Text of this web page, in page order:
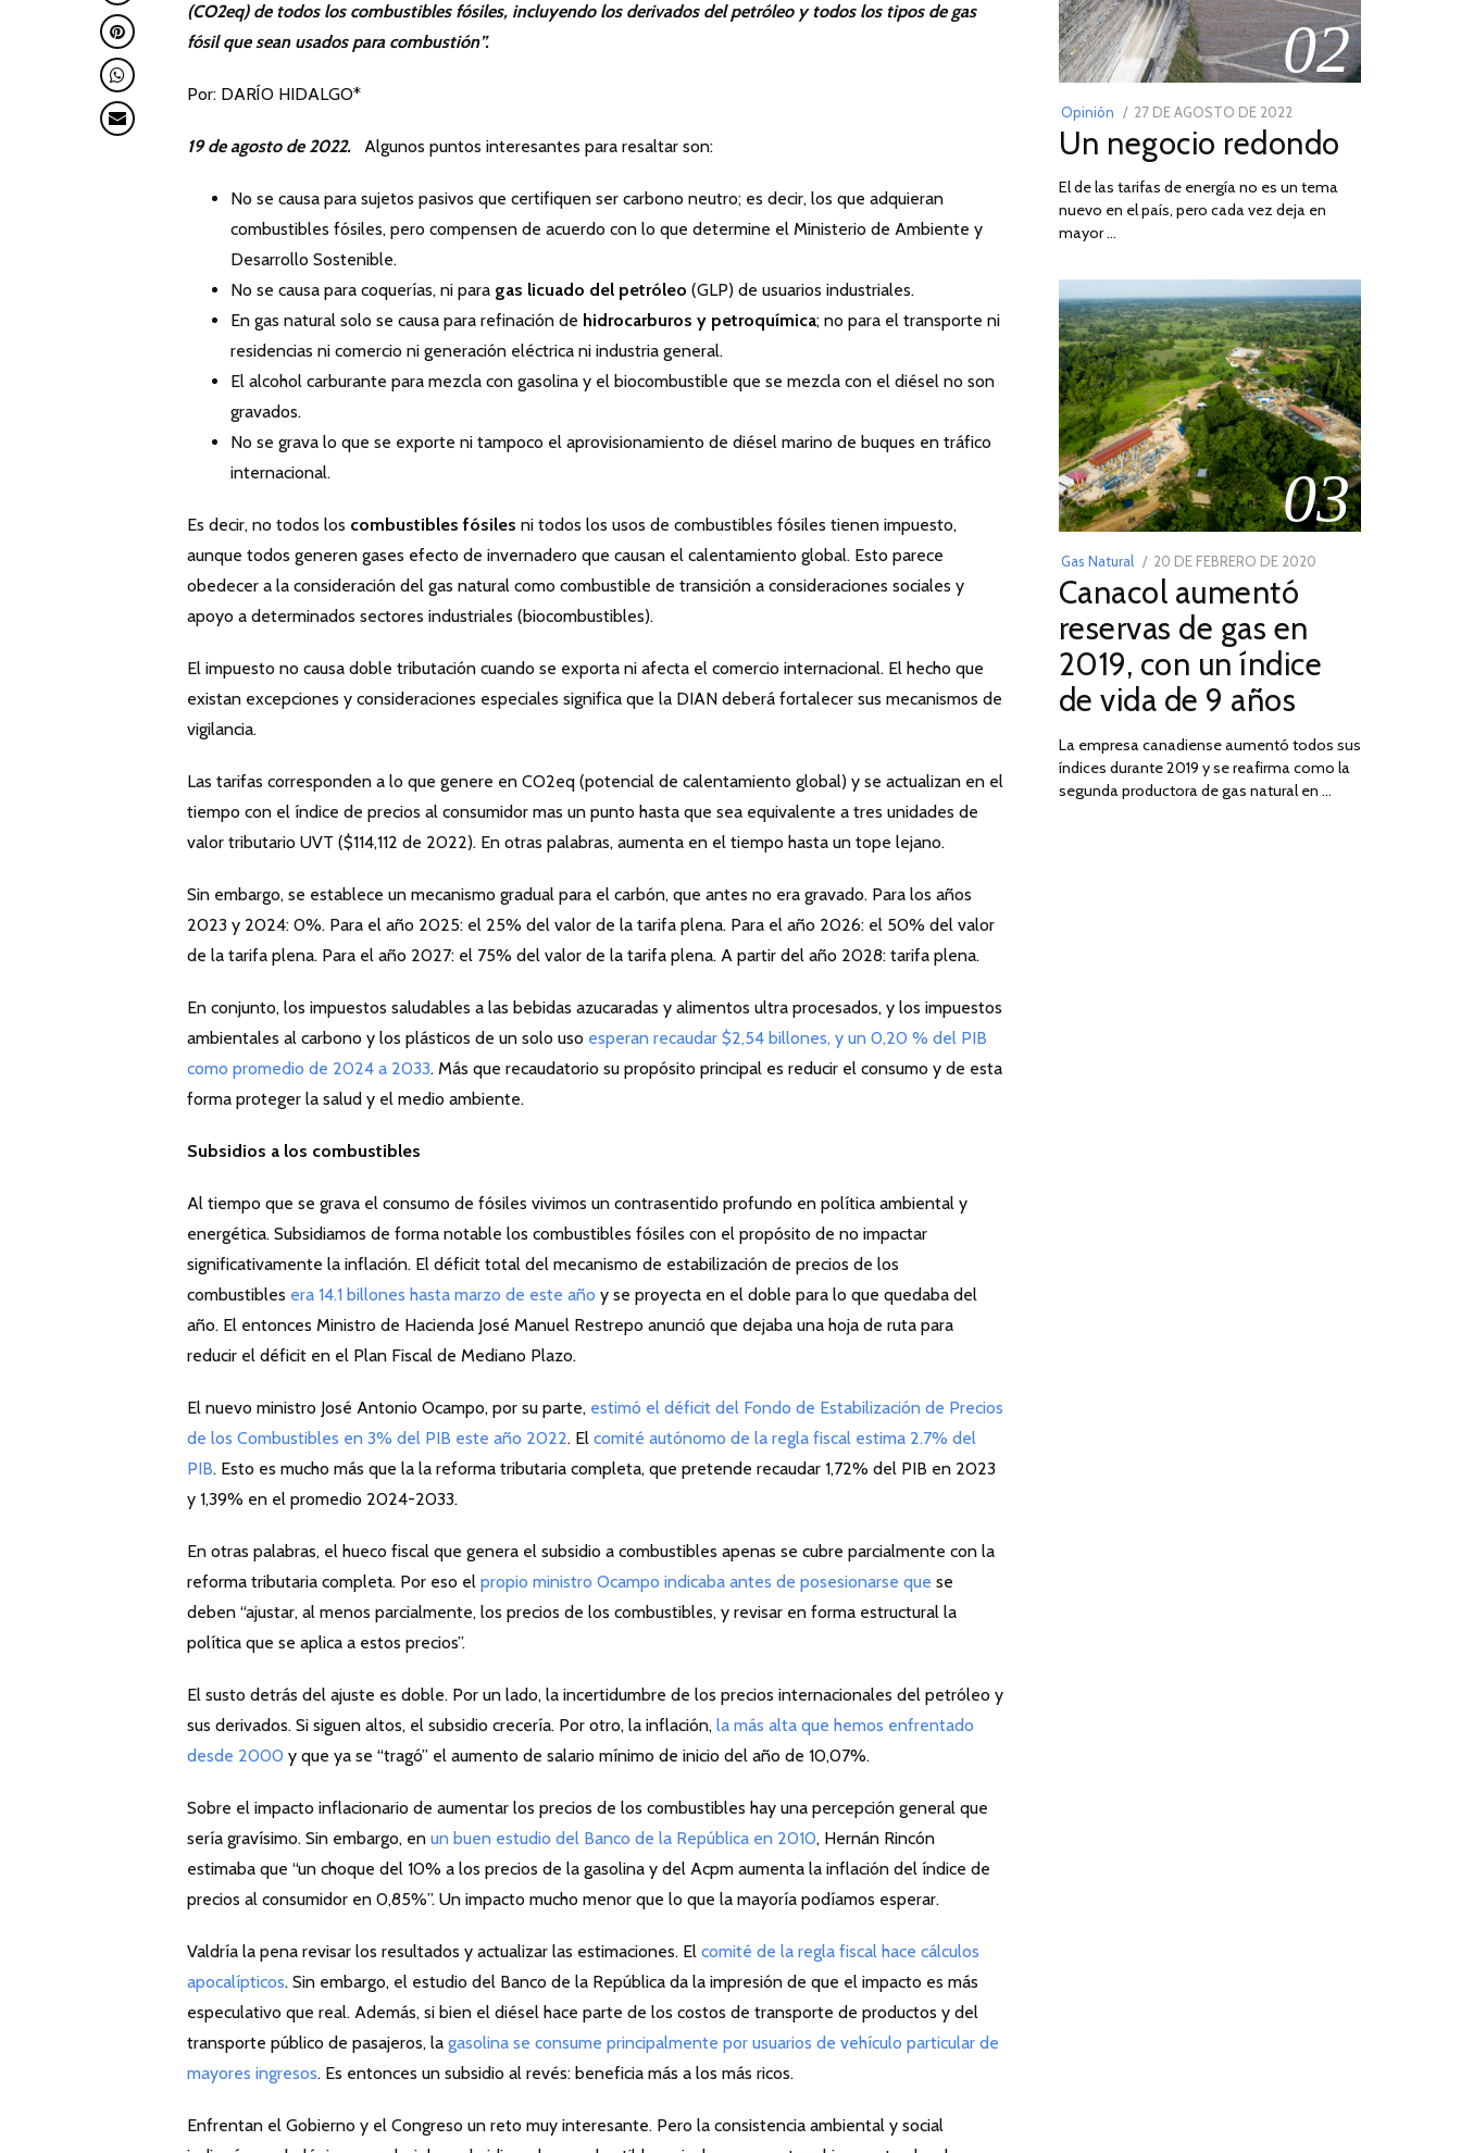
(CO2eq) de todos los combustibles fósiles, incluyendo los derivados del petróleo y todos los tipos de gas
fósil que sean usados para combustión”.
Por: DARÍO HIDALGO*
19 de agosto de 2022. Algunos puntos interesantes para resaltar son:
No se causa para sujetos pasivos que certifiquen ser carbono neutro; es decir, los que adquieran
combustibles fósiles, pero compensen de acuerdo con lo que determine el Ministerio de Ambiente y
Desarrollo Sostenible.
No se causa para coquerías, ni para gas licuado del petróleo (GLP) de usuarios industriales.
En gas natural solo se causa para refinación de hidrocarburos y petroquímica; no para el transporte ni
residencias ni comercio ni generación eléctrica ni industria general.
El alcohol carburante para mezcla con gasolina y el biocombustible que se mezcla con el diésel no son
gravados.
No se grava lo que se exporte ni tampoco el aprovisionamiento de diésel marino de buques en tráfico
internacional.
Es decir, no todos los combustibles fósiles ni todos los usos de combustibles fósiles tienen impuesto,
aunque todos generen gases efecto de invernadero que causan el calentamiento global. Esto parece
obedecer a la consideración del gas natural como combustible de transición a consideraciones sociales y
apoyo a determinados sectores industriales (biocombustibles).
El impuesto no causa doble tributación cuando se exporta ni afecta el comercio internacional. El hecho que
existan excepciones y consideraciones especiales significa que la DIAN deberá fortalecer sus mecanismos de
vigilancia.
Las tarifas corresponden a lo que genere en CO2eq (potencial de calentamiento global) y se actualizan en el
tiempo con el índice de precios al consumidor mas un punto hasta que sea equivalente a tres unidades de
valor tributario UVT ($114,112 de 2022). En otras palabras, aumenta en el tiempo hasta un tope lejano.
Sin embargo, se establece un mecanismo gradual para el carbón, que antes no era gravado. Para los años
2023 y 2024: 0%. Para el año 2025: el 25% del valor de la tarifa plena. Para el año 2026: el 50% del valor
de la tarifa plena. Para el año 2027: el 75% del valor de la tarifa plena. A partir del año 2028: tarifa plena.
En conjunto, los impuestos saludables a las bebidas azucaradas y alimentos ultra procesados, y los impuestos
ambientales al carbono y los plásticos de un solo uso esperan recaudar $2,54 billones, y un 0,20 % del PIB
como promedio de 2024 a 2033. Más que recaudatorio su propósito principal es reducir el consumo y de esta
forma proteger la salud y el medio ambiente.
Subsidios a los combustibles
Al tiempo que se grava el consumo de fósiles vivimos un contrasentido profundo en política ambiental y
energética. Subsidiamos de forma notable los combustibles fósiles con el propósito de no impactar
significativamente la inflación. El déficit total del mecanismo de estabilización de precios de los
combustibles era 14.1 billones hasta marzo de este año y se proyecta en el doble para lo que quedaba del
año. El entonces Ministro de Hacienda José Manuel Restrepo anunció que dejaba una hoja de ruta para
reducir el déficit en el Plan Fiscal de Mediano Plazo.
El nuevo ministro José Antonio Ocampo, por su parte, estimó el déficit del Fondo de Estabilización de Precios
de los Combustibles en 3% del PIB este año 2022. El comité autónomo de la regla fiscal estima 2.7% del
PIB. Esto es mucho más que la la reforma tributaria completa, que pretende recaudar 1,72% del PIB en 2023
y 1,39% en el promedio 2024-2033.
En otras palabras, el hueco fiscal que genera el subsidio a combustibles apenas se cubre parcialmente con la
reforma tributaria completa. Por eso el propio ministro Ocampo indicaba antes de posesionarse que se
deben “ajustar, al menos parcialmente, los precios de los combustibles, y revisar en forma estructural la
política que se aplica a estos precios”.
El susto detrás del ajuste es doble. Por un lado, la incertidumbre de los precios internacionales del petróleo y
sus derivados. Si siguen altos, el subsidio crecería. Por otro, la inflación, la más alta que hemos enfrentado
desde 2000 y que ya se “tragó” el aumento de salario mínimo de inicio del año de 10,07%.
Sobre el impacto inflacionario de aumentar los precios de los combustibles hay una percepción general que
sería gravísimo. Sin embargo, en un buen estudio del Banco de la República en 2010, Hernán Rincón
estimaba que “un choque del 10% a los precios de la gasolina y del Acpm aumenta la inflación del índice de
precios al consumidor en 0,85%”. Un impacto mucho menor que lo que la mayoría podíamos esperar.
Valdría la pena revisar los resultados y actualizar las estimaciones. El comité de la regla fiscal hace cálculos
apocalípticos. Sin embargo, el estudio del Banco de la República da la impresión de que el impacto es más
especulativo que real. Además, si bien el diésel hace parte de los costos de transporte de productos y del
transporte público de pasajeros, la gasolina se consume principalmente por usuarios de vehículo particular de
mayores ingresos. Es entonces un subsidio al revés: beneficia más a los más ricos.
Enfrentan el Gobierno y el Congreso un reto muy interesante. Pero la consistencia ambiental y social
02
Opinión
POSTED
ON
27 DE AGOSTO DE 2022
DE
DE
2022
Un negocio redondo
El de las tarifas de energía no es un tema
nuevo en el país, pero cada vez deja en
mayor …
03
Gas Natural
POSTED
ON
20 DE FEBRERO DE 2020
2025
Canacol aumentó
reservas de gas en
2019, con un índice
de vida de 9 años
La empresa canadiense aumentó todos sus
índices durante 2019 y se reafirma como la
segunda productora de gas natural en …